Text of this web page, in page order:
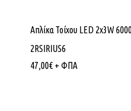
Απλίκα Τοίχου LED 2x3W
2RSIRIUS6
47,00€ + ΦΠΑ